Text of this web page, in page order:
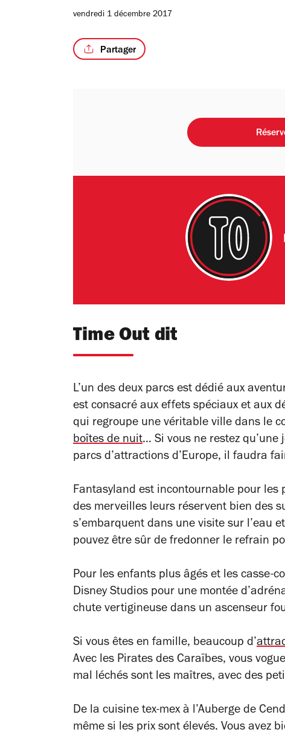
vendredi 1 décembre 2017
Partager
Time Out dit
L’un des deux parcs est dédié aux
est consacré aux effets spéciaux et aux
qui regroupe une véritable ville dans le
boîtes de nuit… Si vous ne restez
parcs d’attractions d’Europe, il faudra
Fantasyland est incontournable pour les
des merveilles leurs réservent bien des
s’embarquent dans une visite sur l’eau
pouvez être sûr de fredonner le refrain
Pour les enfants plus âgés et les casse-
Disney Studios pour une montée
chute vertigineuse dans un ascenseur
Si vous êtes en famille, beaucoup d’
Avec les Pirates des Caraïbes, vous
mal léchés sont les maîtres, avec des
De la cuisine tex-mex à l’Auberge de
même si les prix sont élevés. Vous avez